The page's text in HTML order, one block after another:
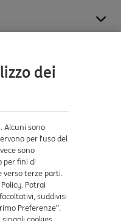
dei
Alcuni sono
per l’uso del
sono
per fini di
verso terze parti.
Potrai
suddivisi
Preferenze”.